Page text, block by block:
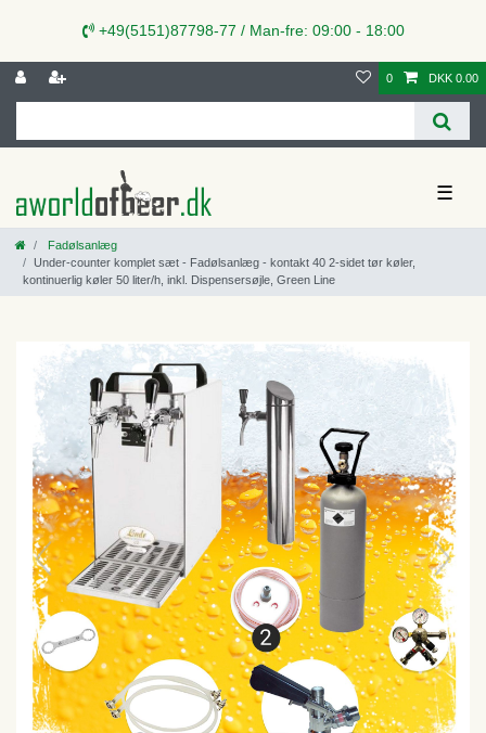
+49(5151)87798-77 / Man-fre: 09:00 - 18:00
0 DKK 0.00
☰
Fadølsanlæg
Under-counter komplet sæt - Fadølsanlæg - kontakt 40 2-sidet tør køler,
kontinuerlig køler 50 liter/h, inkl. Dispensersøjle, Green Line